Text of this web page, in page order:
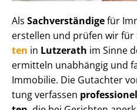
Als Sachverständigefür
erstellen und prüfen wir für
ten in Lutzerath im Sinne
ermitteln unabhängig und
Immobilie. Die Gutachter
tung verfassen